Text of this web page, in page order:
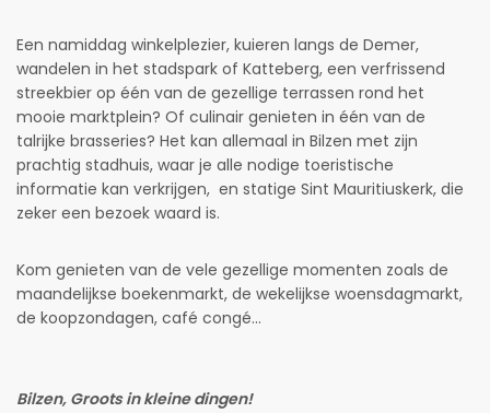
Een namiddag winkelplezier, kuieren langs de Demer,
wandelen in het stadspark of Katteberg, een verfrissend
streekbier op één van de gezellige terrassen rond het
mooie marktplein? Of culinair genieten in één van de
talrijke brasseries? Het kan allemaal in Bilzen met zijn
prachtig stadhuis, waar je alle nodige toeristische
informatie kan verkrijgen, en statige Sint Mauritiuskerk, die
zeker een bezoek waard is.
Kom genieten van de vele gezellige momenten zoals de
maandelijkse boekenmarkt, de wekelijkse woensdagmarkt,
de koopzondagen, café congé…
Bilzen, Groots in kleine dingen!